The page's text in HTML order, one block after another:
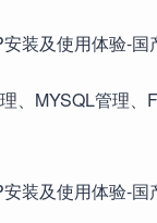
MYSQL管理、